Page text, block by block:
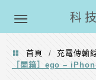
科
首頁 / 充電傳輸
［開箱］ego –